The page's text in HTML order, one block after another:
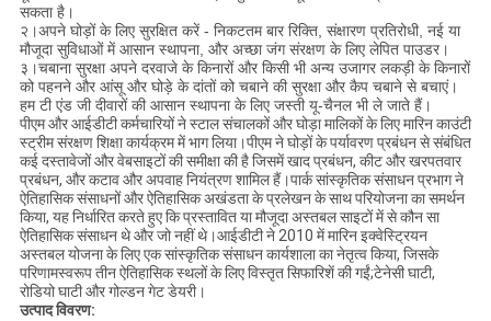
सकता है।
२।अपने घोड़ों के लिए सुरक्षित करें - निकटतम बार रिक्ति, संक्षारण प्रतिरोधी, नई या
मौजूदा सुविधाओं में आसान स्थापना, और अच्छा जंग संरक्षण के लिए लेपित पाउडर।
३।चबाना सुरक्षा अपने दरवाजे के किनारों और किसी भी अन्य उजागर लकड़ी के किनारों
को पहनने और आंसू और घोड़े के दांतों को चबाने की सुरक्षा और कैप चबाने से बचाएं।
हम टी एंड जी दीवारों की आसान स्थापना के लिए जस्ती यू-चैनल भी ले जाते हैं।
पीएम और आईडीटी कर्मचारियों ने स्टाल संचालकों और घोड़ा मालिकों के लिए मारिन काउंटी
स्ट्रीम संरक्षण शिक्षा कार्यक्रम में भाग लिया।पीएम ने घोड़ों के पर्यावरण प्रबंधन से संबंधित
कई दस्तावेजों और वेबसाइटों की समीक्षा की है जिसमें खाद प्रबंधन, कीट और खरपतवार
प्रबंधन, और कटाव और अपवाह नियंत्रण शामिल हैं।पार्क सांस्कृतिक संसाधन प्रभाग ने
ऐतिहासिक संसाधनों और ऐतिहासिक अखंडता के प्रलेखन के साथ परियोजना का समर्थन
किया, यह निर्धारित करते हुए कि प्रस्तावित या मौजूदा अस्तबल साइटों में से कौन सा
ऐतिहासिक संसाधन थे और जो नहीं थे।आईडीटी ने 2010 में मारिन इक्वेस्ट्रियन
अस्तबल योजना के लिए एक सांस्कृतिक संसाधन कार्यशाला का नेतृत्व किया, जिसके
परिणामस्वरूप तीन ऐतिहासिक स्थलों के लिए विस्तृत सिफारिशें की गईं;टेनेसी घाटी,
रोडियो घाटी और गोल्डन गेट डेयरी।
उत्पाद विवरण: